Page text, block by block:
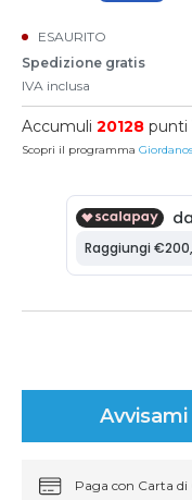
ESAURITO
Spedizione gratis
IVA inclusa
Accumuli 20128 punti
Scopri il programma
Paga con Carta